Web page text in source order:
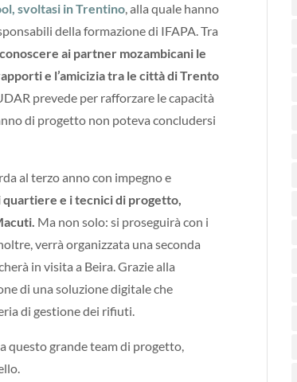
svoltasi in Trentino, alla quale hanno
della formazione di IFAPA. Tra
ai partner mozambicani le
e l’amicizia tra le città di Trento
prevede per rafforzare le capacità
di progetto non poteva concludersi
al terzo anno con impegno e
quartiere e i tecnici di progetto,
Ma non solo: si proseguirà con i
verrà organizzata una seconda
in visita a Beira. Grazie alla
di una soluzione digitale che
di gestione dei rifiuti.
questo grande team di progetto,